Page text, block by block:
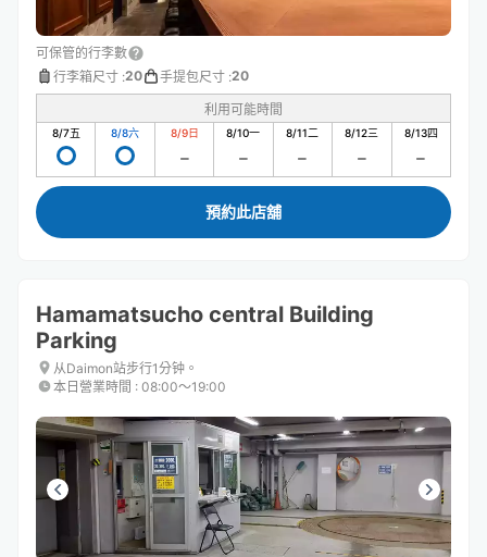
可保管的行李數
行李箱尺寸 :20 手提包尺寸 :20
利用可能時間
8/7五 8/8六 8/9日 8/10一 8/11二 8/12三 8/13四
預約此店舖
Hamamatsucho central Building
Parking
从Daimon站步行1分钟。
本日營業時間 : 08:00〜19:00